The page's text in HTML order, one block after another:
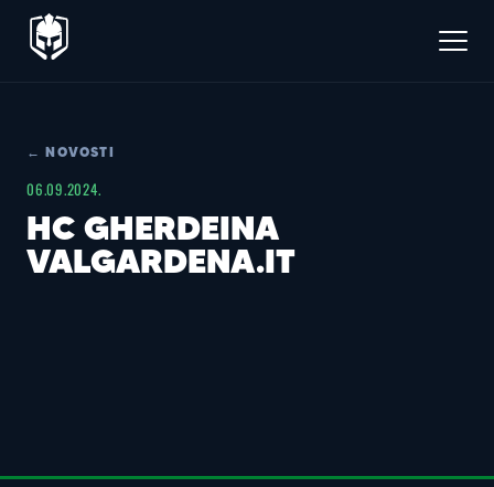
← NOVOSTI
06.09.2024.
HC GHERDEINA
VALGARDENA.IT